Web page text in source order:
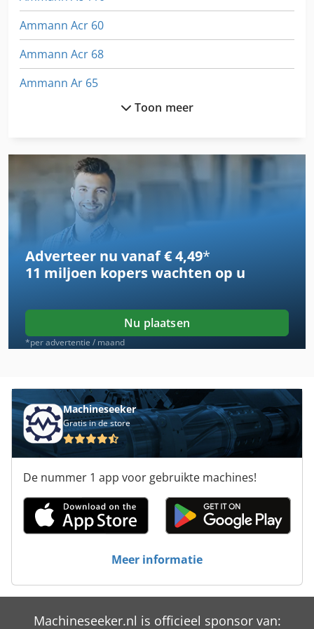
Ammann Acr 60
Ammann Acr 68
Ammann Ar 65
Ammann Av 20
Ammann Av 23
Ammann Av 26
Ammann Av 95
Ammann Avh 4020
Ammann Avh 5020
Ammann Avh 6020
Ammann Avh 7010
Ammann Avh 8020
Ammann Avp 1033
Ammann Avp 1240
Ammann Avp 1850
Ammann Avp 3020
Toon meer
Adverteer nu vanaf € 4,49*
11 miljoen koperswachten op u
Nu plaatsen
*per advertentie / maand
Machineseeker
Gratis in de store
De nummer 1 app voor gebruikte machines!
Meer informatie
Machineseeker.nl is officieel sponsor van: